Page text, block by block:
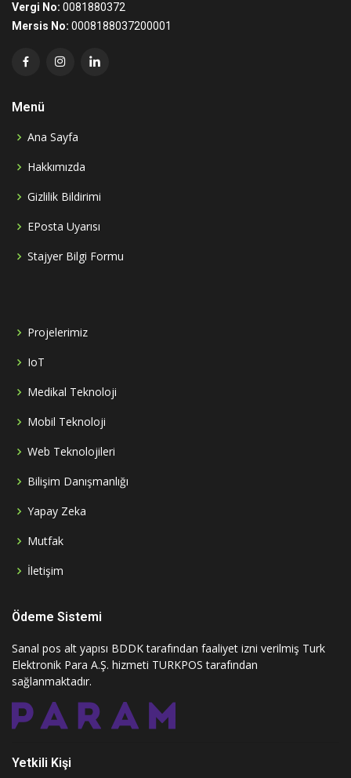
Vergi No: 0081880372
Mersis No: 0008188037200001
Menü
Ana Sayfa
Hakkımızda
Gizlilik Bildirimi
EPosta Uyarısı
Stajyer Bilgi Formu
Projelerimiz
IoT
Medikal Teknoloji
Mobil Teknoloji
Web Teknolojileri
Bilişim Danışmanlığı
Yapay Zeka
Mutfak
İletişim
Ödeme Sistemi
Sanal pos alt yapısı BDDK tarafından faaliyet izni verilmiş Turk
Elektronik Para A.Ş. hizmeti TURKPOS tarafından
sağlanmaktadır.
Yetkili Kişi